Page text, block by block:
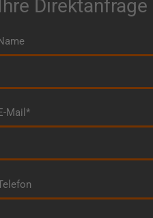
Direktanfrage
Mail*